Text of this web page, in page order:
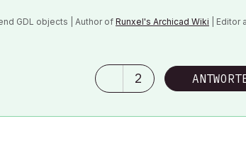
GDL objects | Author ofRunxel's Archicad Wiki | Editor
must be destroyed»
2